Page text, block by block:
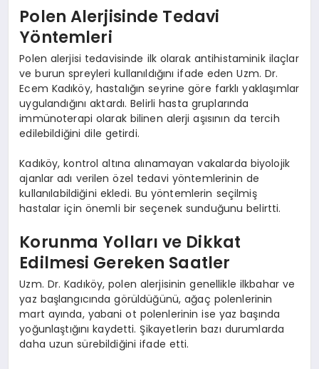
Polen Alerjisinde Tedavi
Yöntemleri
Polen alerjisi tedavisinde ilk olarak antihistaminik ilaçlar
ve burun spreyleri kullanıldığını ifade eden Uzm. Dr.
Ecem Kadıköy, hastalığın seyrine göre farklı yaklaşımlar
uygulandığını aktardı. Belirli hasta gruplarında
immünoterapi olarak bilinen alerji aşısının da tercih
edilebildiğini dile getirdi.
Kadıköy, kontrol altına alınamayan vakalarda biyolojik
ajanlar adı verilen özel tedavi yöntemlerinin de
kullanılabildiğini ekledi. Bu yöntemlerin seçilmiş
hastalar için önemli bir seçenek sunduğunu belirtti.
Korunma Yolları ve Dikkat
Edilmesi Gereken Saatler
Uzm. Dr. Kadıköy, polen alerjisinin genellikle ilkbahar ve
yaz başlangıcında görüldüğünü, ağaç polenlerinin
mart ayında, yabani ot polenlerinin ise yaz başında
yoğunlaştığını kaydetti. Şikayetlerin bazı durumlarda
daha uzun sürebildiğini ifade etti.